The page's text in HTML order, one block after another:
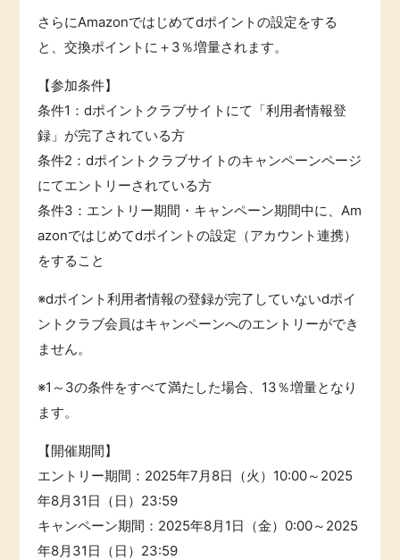
さらにAmazonではじめてdポイントの設定をする
と、交換ポイントに＋3％増量されます。
【参加条件】
条件1：dポイントクラブサイトにて「利用者情報登
録」が完了されている方
条件2：dポイントクラブサイトのキャンペーンページ
にてエントリーされている方
条件3：エントリー期間・キャンペーン期間中に、Am
azonではじめてdポイントの設定（アカウント連携）
をすること
※dポイント利用者情報の登録が完了していないdポイ
ントクラブ会員はキャンペーンへのエントリーができ
ません。
※1～3の条件をすべて満たした場合、13％増量となり
ます。
【開催期間】
エントリー期間：2025年7月8日（火）10:00～2025
年8月31日（日）23:59
キャンペーン期間：2025年8月1日（金）0:00～2025
年8月31日（日）23:59